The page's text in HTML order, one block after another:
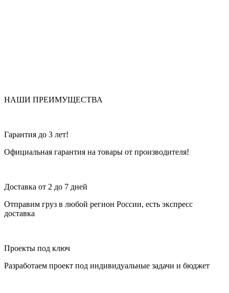
НАШИ ПРЕИМУЩЕСТВА
Гарантия до 3 лет!
Официальная гарантия на товары от производителя!
Доставка от 2 до 7 дней
Отправим груз в любой регион России, есть экспресс
доставка
Проекты под ключ
Разработаем проект под индивидуальные задачи и бюджет